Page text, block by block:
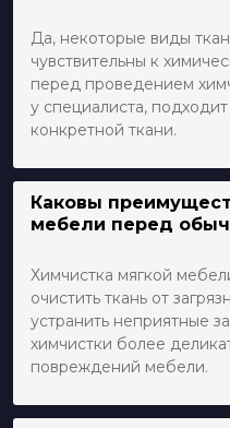
Да, некоторые виды
чувствительны к
перед проведением
у специалиста,
конкретной ткани.
Каковы
мебели перед
Химчистка мягкой
очистить ткань от
устранить неприятные
химчистки более
повреждений мебели.